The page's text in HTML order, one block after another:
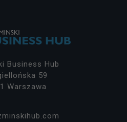
Business Hub
59
Warszawa